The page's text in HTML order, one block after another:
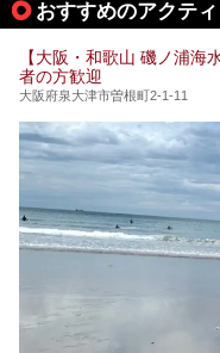
泉・銭湯・ス
おすすめのアクテ
【大阪・和歌山 磯ノ浦海
者の方歓迎
大阪府泉大津市曽根町2-1-11